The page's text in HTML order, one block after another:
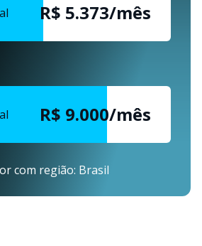
R$ 5.375/mês
R$ 9.000/mês
com região: Brasil